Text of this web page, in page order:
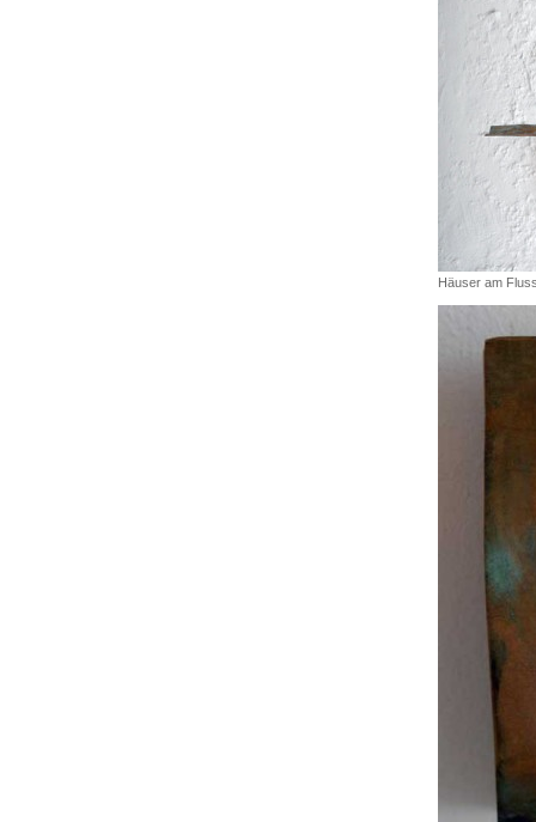
Häuser am